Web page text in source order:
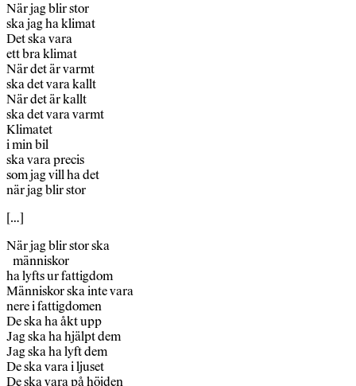
När jag blir stor
ska jag ha klimat
Det ska vara
ett bra klimat
När det är varmt
ska det vara kallt
När det är kallt
ska det vara varmt
Klimatet
i min bil
ska vara precis
som jag vill ha det
när jag blir stor
[…]
När jag blir stor ska
människor
ha lyfts ur fattigdom
Människor ska inte vara
nere i fattigdomen
De ska ha åkt upp
Jag ska ha hjälpt dem
Jag ska ha lyft dem
De ska vara i ljuset
De ska vara på höjden